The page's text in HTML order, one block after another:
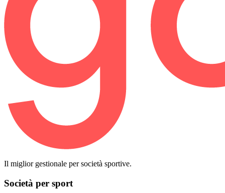
Il miglior gestionale per società sportive.
Società per sport